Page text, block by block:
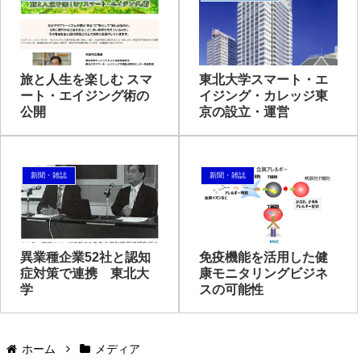
旅と人生を楽しむ スマ
ート・エイジング術の
公開
東北大学スマート・エ
イジング・カレッジ東
京の設立・運営
新聞・雑誌
異業種企業52社と認知
症対策で連携 東北大
学
新聞・雑誌
免疫機能を活用した健
康モニタリングビジネ
スの可能性
ホーム メディア